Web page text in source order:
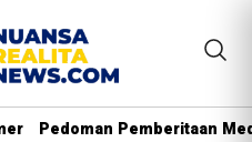
Pedoman Pemberitaan